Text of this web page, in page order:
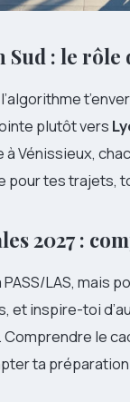
: le rôle
plutôt vers
à Vénissieux,
tes trajets,
2027 :
LAS, mais
et inspire-toi
. Comprendre le
ta